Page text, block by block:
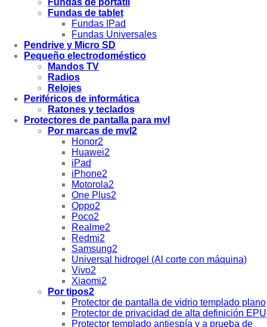
Fundas de tablet
Fundas IPad
Fundas Universales
Pendrive y Micro SD
Pequeño electrodoméstico
Mandos TV
Radios
Relojes
Periféricos de informática
Ratones y teclados
Protectores de pantalla para mvl
Por marcas de mvl2
Honor2
Huawei2
iPad
iPhone2
Motorola2
One Plus2
Oppo2
Poco2
Realme2
Redmi2
Samsung2
Universal hidrogel (Al corte con máquina)
Vivo2
Xiaomi2
Por tipos2
Protector de pantalla de vidrio templado plano
Protector de privacidad de alta definición EPU
Protector templado antiespía y a prueba de